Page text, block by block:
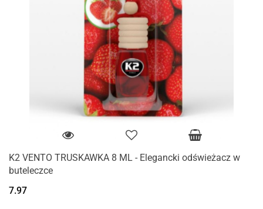
K2 VENTO TRUSKAWKA 8 ML - Elegancki odświeżacz w
buteleczce
7.97